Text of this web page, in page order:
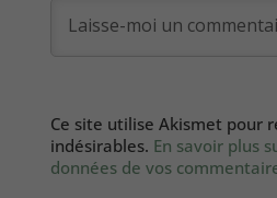
Ce site utilise Akismet pour
indésirables. En savoir plus
données de vos